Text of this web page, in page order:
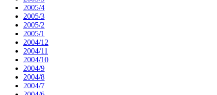
2005/4
2005/3
2005/2
2005/1
2004/12
2004/11
2004/10
2004/9
2004/8
2004/7